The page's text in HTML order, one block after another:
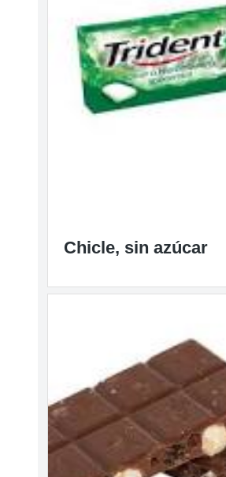
Chicle, sin azúcar